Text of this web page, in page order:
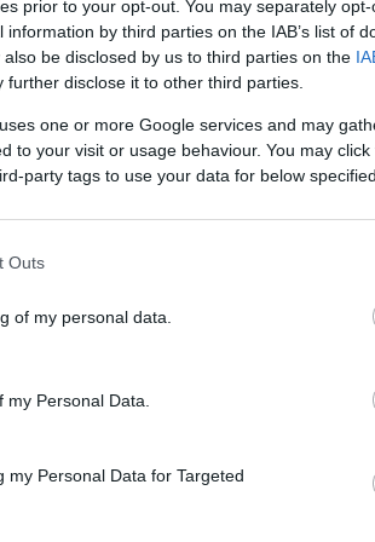
prior to your opt-out. You may separately
by third parties on the IAB’s list of
be disclosed by us to third parties on the
further disclose it to other third parties.
one or more Google services and may
to your visit or usage behaviour. You may
party tags to use your data for below
Outs
of my personal data.
Personal Data.
Personal Data for Targeted
διάρκεια εκτέλεσης μιας
διάστρεμμα στη δεξιά
εναλλάξ ασκήσεις σε γκρουπ. Στη
κυκλοφορίας μπάλας και
Πούγγουρας,